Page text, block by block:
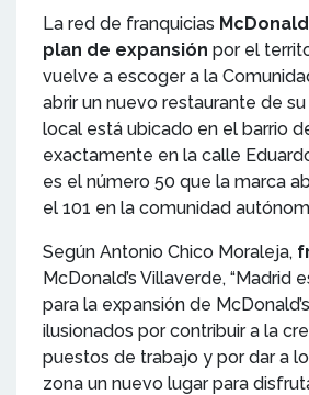
La red de franquicias
plan de expansión por el
vuelve a escoger a la
abrir un nuevo restaurante de
local está ubicado en el barrio
exactamente en la calle
es el número 50 que la marca
el 101 en la comunidad
Según Antonio Chico Moraleja,
McDonald’s Villaverde, “Madrid
para la expansión de
ilusionados por contribuir a la
puestos de trabajo y por dar a
zona un nuevo lugar para